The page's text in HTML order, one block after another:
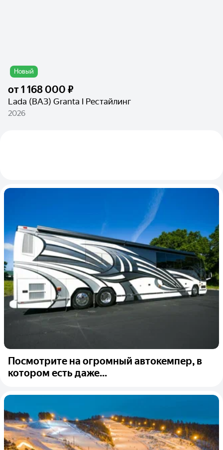
Новый
от1 168 000 ₽
Lada (ВАЗ) Granta I Рестайлинг
2026
Посмотрите на огромный автокемпер, в
котором есть даже...